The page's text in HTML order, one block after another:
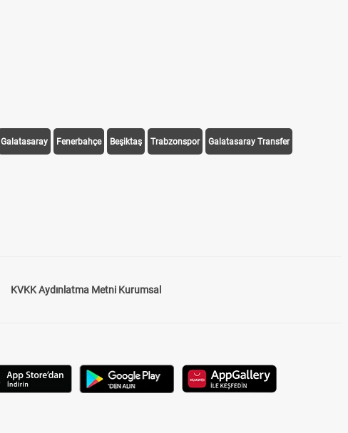
Galatasaray Fenerbahçe Beşiktaş Trabzonspor Galatasaray Transfer
KVKK Aydınlatma Metni Kurumsal